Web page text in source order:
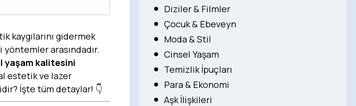
kaygılarını gidermek
arasındadır.
yaşam kalitesini
estetik ve lazer
İşte tüm detaylar! 👇
Diziler & Filmler
Çocuk & Ebeveyn
Moda & Stil
Cinsel Yaşam
Temizlik İpuçları
Para & Ekonomi
Aşk İlişkileri